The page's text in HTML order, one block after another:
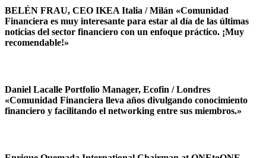
BELÉN FRAU, CEO IKEA Italia / Milán «Comunidad
Financiera es muy interesante para estar al día de las últimas
noticias del sector financiero con un enfoque práctico. ¡Muy
recomendable!»
Daniel Lacalle Portfolio Manager, Ecofin / Londres
«Comunidad Financiera lleva años divulgando conocimiento
financiero y facilitando el networking entre sus miembros.»